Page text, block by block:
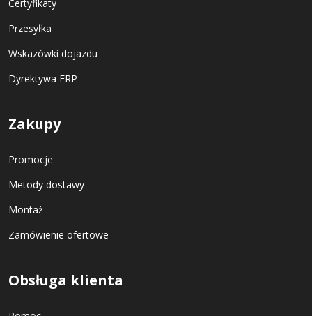
Certyfikaty
Przesyłka
Wskazówki dojazdu
Dyrektywa ERP
Zakupy
Promocje
Metody dostawy
Montaż
Zamówienie ofertowe
Obsługa klienta